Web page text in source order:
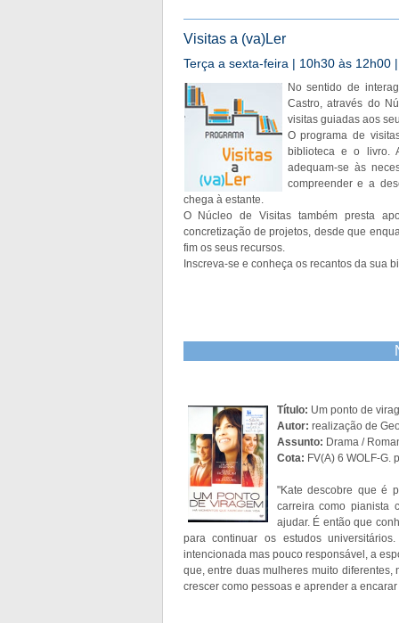
Visitas a (va)Ler
Terça a sexta-feira | 10h30 às 12h00
No sentido de
Castro, através do
visitas guiadas aos
O programa de
biblioteca e o livro.
adequam-se às
compreender e a
chega à estante.
O Núcleo de Visitas também presta
concretização de projetos, desde que
fim os seus recursos.
Inscreva-se e conheça os recantos da sua
Título: Um ponto de
Autor: realização de
Assunto: Drama /
Cota: FV(A) 6 WOLF-G.
"Kate descobre que é
carreira como pianista
ajudar. É então que
para continuar os estudos
intencionada mas pouco responsável, a
que, entre duas mulheres muito
crescer como pessoas e aprender a